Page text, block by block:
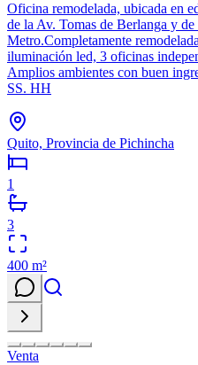
Oficina remodelada, ubicada en
de la Av. Tomas de Berlanga y
Metro.Completamente
iluminación led, 3 oficinas
Amplios ambientes con buen
SS. HH
Quito, Provincia de Pichincha
1
3
400 m²
Venta